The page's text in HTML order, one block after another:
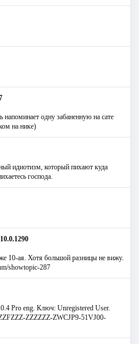
одну забаненную на сате
на нике)
идиотизм, который пихают куда
господа.
10-ая. Хотя большой разницы не вижу.
showtopic-287
Pro eng. Ключ: Unregistered User.
ZZZZZZ-ZWCJP9-51VJ00-